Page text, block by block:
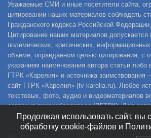
Уважаемые СМИ и иные посетители сайта,
цитировании наших материалов соблюдать
Гражданского кодекса Российской
Цитирование наших материалов допускается
полемических, критических,
объеме, оправданном целью цитирования, с
указанием наименования автора статьи либо
ГТРК «Карелия» и источника заимствования
сайт ГТРК «Карелия» (tv-karelia.ru). Любое
текстовых, фото, аудио и видеоматериалов
согласия правообладателя (ВГТРК). Для
Продолжая использовать сайт, вы
обработку cookie-файлов и